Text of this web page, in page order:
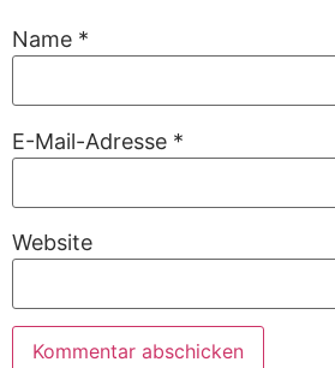
Name *
E-Mail-Adresse *
Website